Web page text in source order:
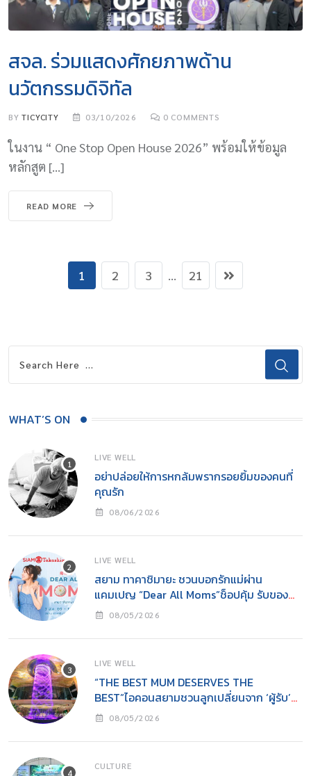
สจล. ร่วมแสดงศักยภาพด้าน
นวัตกรรมดิจิทัล
BYTICYCITY 03/10/2026 0 COMMENTS
ในงาน “ One Stop Open House 2026” พร้อมให้ข้อมูล
หลักสูต […]
READ MORE
1 2 3 21
WHAT’S ON
LIVE WELL
อย่าปล่อยให้การหกล้มพรากรอยยิ้มของคนที่
คุณรัก
08/06/2026
LIVE WELL
สยาม ทาคาชิมายะ ชวนบอกรักแม่ผ่าน
แคมเปญ “Dear All Moms”ช็อปคุ้ม รับของ
ขวัญ พร้อมกิจกรรมสุดอบอุ่นวันแม่
08/05/2026
LIVE WELL
“THE BEST MUM DESERVES THE
BEST”ไอคอนสยามชวนลูกเปลี่ยนจาก ‘ผู้รับ’
เป็น ‘ผู้ให้’ ในวันแม่
08/05/2026
CULTURE